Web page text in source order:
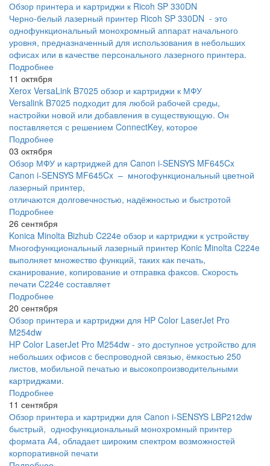
Обзор принтера и картриджи к Ricoh SP 330DN
Черно-белый лазерный принтер Ricoh SP 330DN - это
однофункциональный монохромный аппарат начального
уровня, предназначенный для использования в небольших
офисах или в качестве персонального лазерного принтера.
Подробнее
11 октября
Xerox VersaLink B7025 обзор и картриджи к МФУ
Versalink B7025 подходит для любой рабочей среды,
настройки новой или добавления в существующую. Он
поставляется с решением ConnectKey, которое
Подробнее
03 октября
Обзор МФУ и картриджей для Canon i-SENSYS MF645Cx
Canon i-SENSYS MF645Cx – многофункциональный цветной
лазерный принтер,
отличаются долговечностью, надёжностью и быстротой
Подробнее
26 сентября
Konica Minolta Bizhub C224e обзор и картриджи к устройству
Многофункциональный лазерный принтер Konic Minolta C224e
выполняет множество функций, таких как печать,
сканирование, копирование и отправка факсов. Скорость
печати C224e составляет
Подробнее
20 сентября
Обзор принтера и картриджи для HP Color LaserJet Pro
M254dw
HP Color LaserJet Pro M254dw - это доступное устройство для
небольших офисов с беспроводной связью, ёмкостью 250
листов, мобильной печатью и высокопроизводительными
картриджами.
Подробнее
11 сентября
Обзор принтера и картриджи для Canon i-SENSYS LBP212dw
быстрый, однофункциональный монохромный принтер
формата А4, обладает широким спектром возможностей
корпоративной печати